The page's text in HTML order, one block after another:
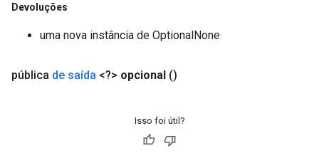
Devoluções
uma nova instância de OptionalNone
pública de saída <?> opcional ()
Isso foi útil?